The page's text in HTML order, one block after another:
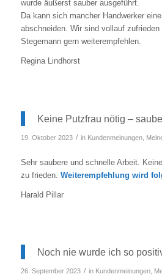
wurde äußerst sauber ausgeführt.
Da kann sich mancher Handwerker
abschneiden. Wir sind vollauf zufrieden
Stegemann gern weiterempfehlen.
Regina Lindhorst
Keine Putzfrau nötig –
19. Oktober 2023 / in Kundenmeinungen,
Sehr saubere und schnelle Arbeit.
zu frieden. Weiterempfehlung wird
Harald Pillar
Noch nie wurde ich so
26. September 2023 / in Kundenmeinungen,